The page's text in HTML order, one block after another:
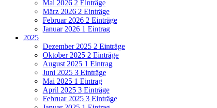
Mai 2026 2 Einträge
März 2026 2 Einträge
Februar 2026 2 Einträge
Januar 2026 1 Eintrag
2025
Dezember 2025 2 Einträge
Oktober 2025 2 Einträge
August 2025 1 Eintrag
Juni 2025 3 Einträge
Mai 2025 1 Eintrag
April 2025 3 Einträge
Februar 2025 3 Einträge